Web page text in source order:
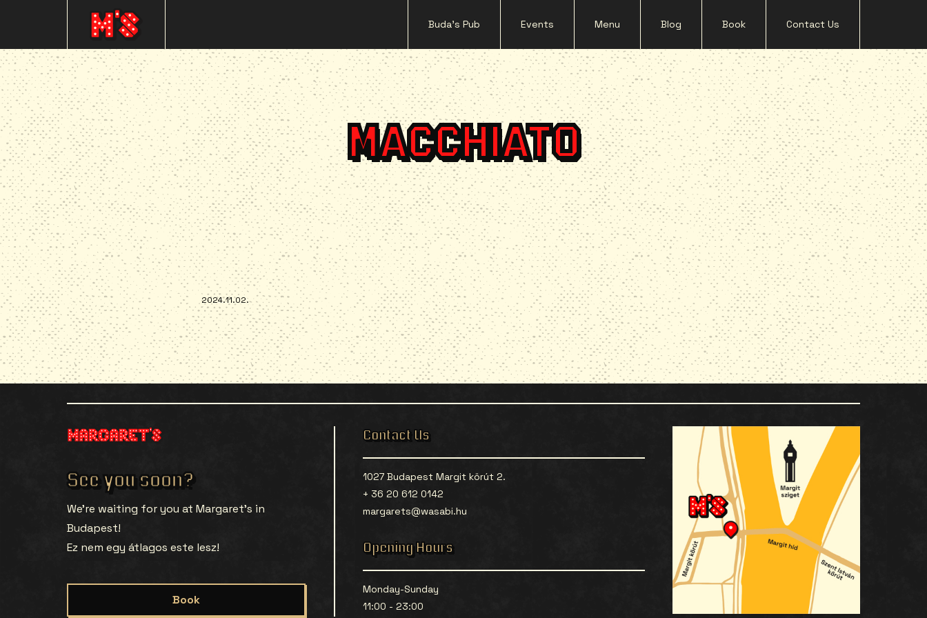
Buda's Pub Events Menu Blog Book Contact Us
MACCHIATO
2024.11.02.
See you soon?
We’re waiting for you at Margaret’s in
Budapest!
Ez nem egy átlagos este lesz!
Book
Contact Us
1027 Budapest Margit körút 2.
+ 36 20 612 0142
margarets@wasabi.hu
Opening Hours
Monday-Sunday
11:00 - 23:00